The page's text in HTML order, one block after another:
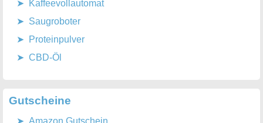
Kaffeevollautomat
Saugroboter
Proteinpulver
CBD-Öl
Gutscheine
Amazon Gutschein